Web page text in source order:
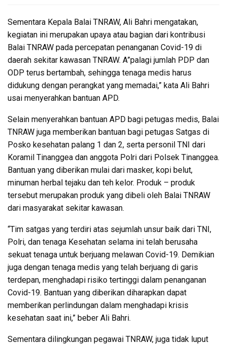
Sementara Kepala Balai TNRAW, Ali Bahri mengatakan,
kegiatan ini merupakan upaya atau bagian dari kontribusi
Balai TNRAW pada percepatan penanganan Covid-19 di
daerah sekitar kawasan TNRAW. A”palagi jumlah PDP dan
ODP terus bertambah, sehingga tenaga medis harus
didukung dengan perangkat yang memadai,” kata Ali Bahri
usai menyerahkan bantuan APD.
Selain menyerahkan bantuan APD bagi petugas medis, Balai
TNRAW juga memberikan bantuan bagi petugas Satgas di
Posko kesehatan palang 1 dan 2, serta personil TNI dari
Koramil Tinanggea dan anggota Polri dari Polsek Tinanggea.
Bantuan yang diberikan mulai dari masker, kopi belut,
minuman herbal tejaku dan teh kelor. Produk – produk
tersebut merupakan produk yang dibeli oleh Balai TNRAW
dari masyarakat sekitar kawasan.
“Tim satgas yang terdiri atas sejumlah unsur baik dari TNI,
Polri, dan tenaga Kesehatan selama ini telah berusaha
sekuat tenaga untuk berjuang melawan Covid-19. Demikian
juga dengan tenaga medis yang telah berjuang di garis
terdepan, menghadapi risiko tertinggi dalam penanganan
Covid-19. Bantuan yang diberikan diharapkan dapat
memberikan perlindungan dalam menghadapi krisis
kesehatan saat ini,” beber Ali Bahri.
Sementara dilingkungan pegawai TNRAW, juga tidak luput